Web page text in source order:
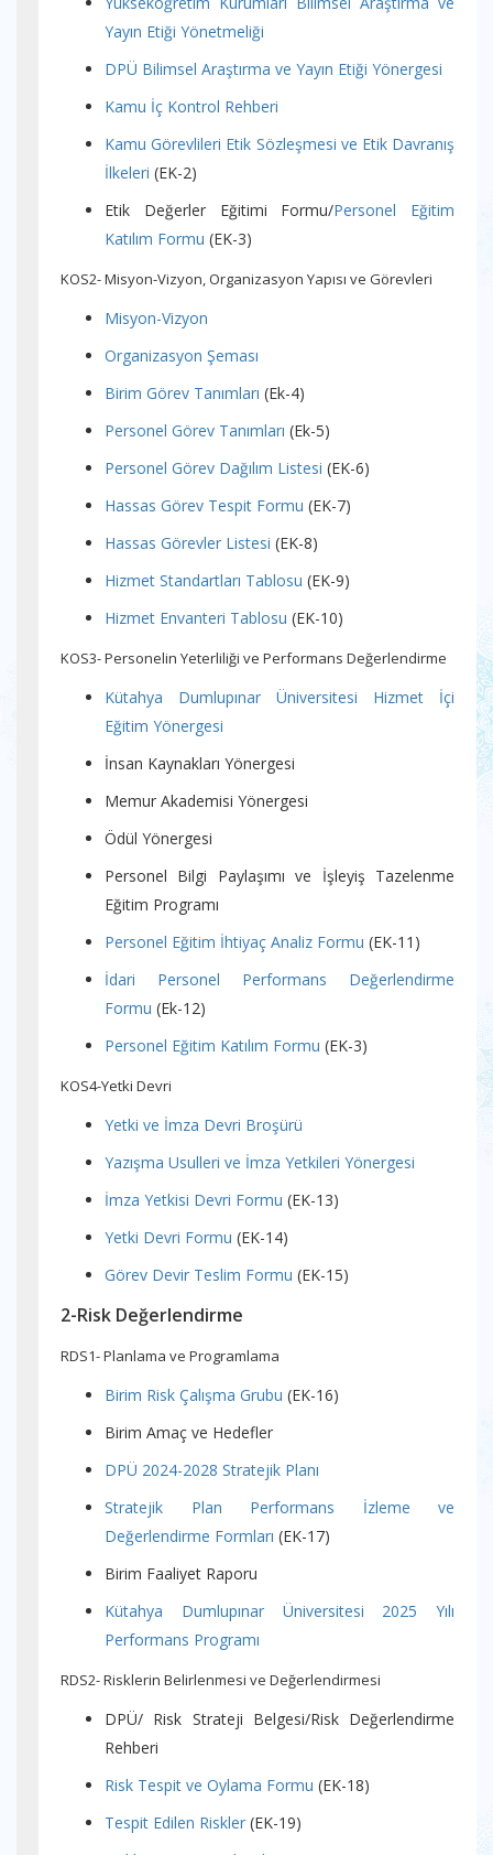
Yayın Etiği Yönetmeliği
DPÜ Bilimsel Araştırma ve Yayın Etiği Yönergesi
Kamu İç Kontrol Rehberi
Kamu Görevlileri Etik Sözleşmesi ve Etik Davranış
İlkeleri (EK-2)
Etik Değerler Eğitimi Formu/Personel Eğitim
Katılım Formu (EK-3)
KOS2- Misyon-Vizyon, Organizasyon Yapısı ve Görevleri
Misyon-Vizyon
Organizasyon Şeması
Birim Görev Tanımları (Ek-4)
Personel Görev Tanımları (Ek-5)
Personel Görev Dağılım Listesi (EK-6)
Hassas Görev Tespit Formu (EK-7)
Hassas Görevler Listesi (EK-8)
Hizmet Standartları Tablosu (EK-9)
Hizmet Envanteri Tablosu (EK-10)
KOS3- Personelin Yeterliliği ve Performans Değerlendirme
Kütahya Dumlupınar Üniversitesi Hizmet İçi
Eğitim Yönergesi
İnsan Kaynakları Yönergesi
Memur Akademisi Yönergesi
Ödül Yönergesi
Personel Bilgi Paylaşımı ve İşleyiş Tazelenme
Eğitim Programı
Personel Eğitim İhtiyaç Analiz Formu (EK-11)
İdari Personel Performans Değerlendirme
Formu (Ek-12)
Personel Eğitim Katılım Formu (EK-3)
KOS4-Yetki Devri
Yetki ve İmza Devri Broşürü
Yazışma Usulleri ve İmza Yetkileri Yönergesi
İmza Yetkisi Devri Formu (EK-13)
Yetki Devri Formu (EK-14)
Görev Devir Teslim Formu (EK-15)
2-Risk Değerlendirme
RDS1- Planlama ve Programlama
Birim Risk Çalışma Grubu (EK-16)
Birim Amaç ve Hedefler
DPÜ 2024-2028 Stratejik Planı
Stratejik Plan Performans İzleme ve
Değerlendirme Formları (EK-17)
Birim Faaliyet Raporu
Kütahya Dumlupınar Üniversitesi 2025 Yılı
Performans Programı
RDS2- Risklerin Belirlenmesi ve Değerlendirmesi
DPÜ/ Risk Strateji Belgesi/Risk Değerlendirme
Rehberi
Risk Tespit ve Oylama Formu (EK-18)
Tespit Edilen Riskler (EK-19)